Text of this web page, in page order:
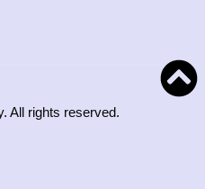
All rights reserved.